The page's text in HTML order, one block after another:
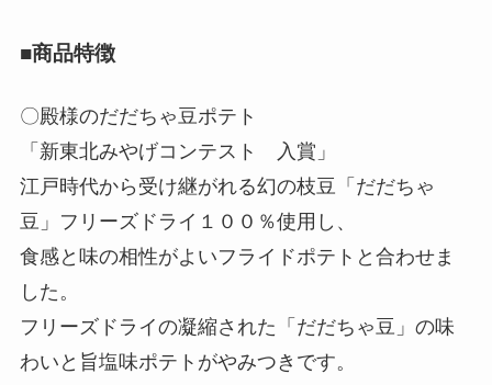
■商品特徴
〇殿様のだだちゃ豆ポテト
「新東北みやげコンテスト 入賞」
江戸時代から受け継がれる幻の枝豆「だだちゃ
豆」フリーズドライ１００％使用し、
食感と味の相性がよいフライドポテトと合わせま
した。
フリーズドライの凝縮された「だだちゃ豆」の味
わいと旨塩味ポテトがやみつきです。